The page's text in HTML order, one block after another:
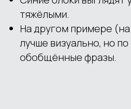
тяжёлыми.
На другом примере
лучше визуально, но
обобщённые фразы.